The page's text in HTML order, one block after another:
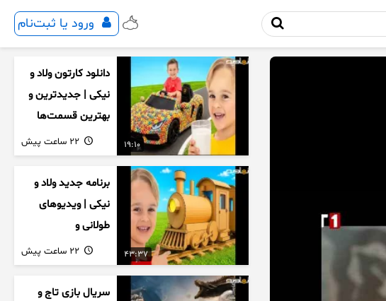
ورود یا ثبت‌نام
19:10
دانلود کارتون ولاد و
نیکی | جدیدترین و
بهترین قسمت‌ها
43:37
برنامه جدید ولاد و
نیکی | ویدیوهای
طولانی و
سرگرم‌کننده کودکان
سریال بازی تاج و